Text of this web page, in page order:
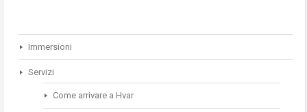
Immersioni
Servizi
Come arrivare a Hvar